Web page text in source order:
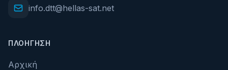
info.dtt@hellas-sat.net
ΠΛΟΉΓΗΣΗ
Αρχική